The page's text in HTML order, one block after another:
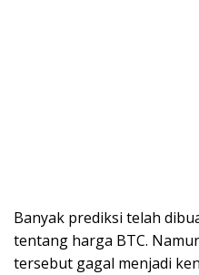
Banyak prediksi telah
tentang harga BTC.
tersebut gagal menjadi